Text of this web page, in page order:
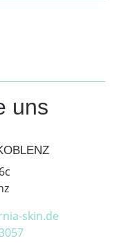
uns
skin.de